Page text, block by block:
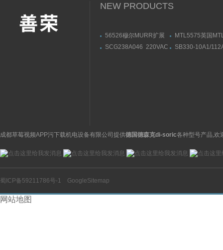
NEW PRODUCTS
56526穆尔MURR扩展
模块安装连接尺寸
MTL5575英国
栅MTL5573导轨
SCG238A046 220VAC
SB330-10A1/
成都草莓视频APP污下载机电设备有限公司提供德国德森克di-soric各种型号产品,欢
蜀ICP备59211786号-1 GoogleSitemap
网站地图